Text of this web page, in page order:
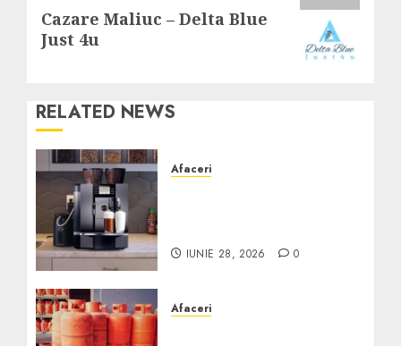
post:
Cazare Maliuc – Delta Blue
Just 4u
RELATED NEWS
Afaceri
IUNIE 28, 2026 0
Afaceri